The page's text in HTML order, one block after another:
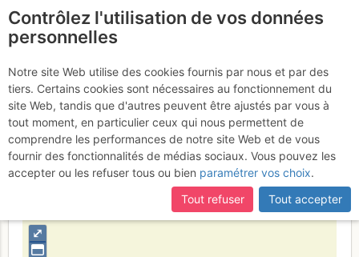
certaines pages ne sont plus accessibles, manquantes ou
incomplètes, déconnectez-vous puis reconnectez-vous à votre
compte sur le site.
Salle du bal des
demoiselles coiffées
France Hautes-Alpes Préalpes de Digne
⤢
Contrôlez l'utilisation de vos données
personnelles
Notre site Web utilise des cookies fournis par nous et par des
tiers. Certains cookies sont nécessaires au fonctionnement du
site Web, tandis que d'autres peuvent être ajustés par vous à
tout moment, en particulier ceux qui nous permettent de
comprendre les performances de notre site Web et de vous
fournir des fonctionnalités de médias sociaux. Vous pouvez les
accepter ou les refuser tous ou bien paramétrer vos choix.
Tout refuser
Tout accepter